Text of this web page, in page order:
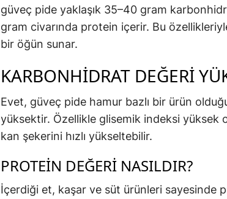
güveç pide yaklaşık 35–40 gram
gram civarında protein içerir. Bu
bir öğün sunar.
KARBONHIDRAT DEĞERI
Evet, güveç pide hamur bazlı bir ürün
yüksektir. Özellikle glisemik indeksi yüksek
kan şekerini hızlı yükseltebilir.
PROTEIN DEĞERI NASILDIR?
İçerdiği et, kaşar ve süt ürünleri sayesinde